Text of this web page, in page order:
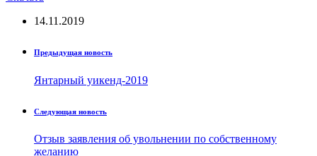
14.11.2019
Предыдущая новость
Янтарный уикенд-2019
Следующая новость
Отзыв заявления об увольнении по собственному
желанию